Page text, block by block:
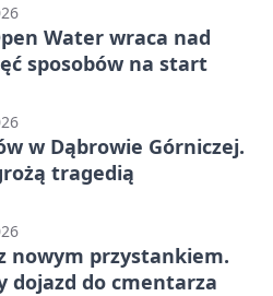
Water wraca nad
sposobów na start
w Dąbrowie Górniczej.
tragedią
nowym przystankiem.
dojazd do cmentarza